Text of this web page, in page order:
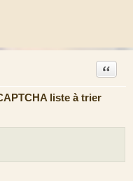
liste à trier
Citation